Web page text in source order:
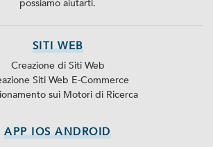
possiamo aiutarti.
SITI WEB
Creazione di Siti Web
Siti Web E-Commerce
sui Motori di Ricerca
APP IOS ANDROID